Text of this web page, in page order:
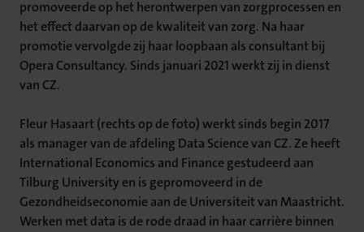
promoveerde op het herontwerpen van zorgprocessen en
het effect daarvan op de kwaliteit van zorg. Na haar
promotie vervolgde zij haar loopbaan als consultant bij
Opera Consultancy. Sinds januari 2021 werkt zij in dienst
van CZ.
Fleur Hasaart (rechts op de foto) werkt sinds begin 2017
als manager van de afdeling Data Science van CZ. Ze heeft
International Economics and Finance gestudeerd aan
Tilburg University en is gepromoveerd in de
Gezondheidseconomie aan de Universiteit van Maastricht.
Werken met data is de rode draad in haar carrière binnen